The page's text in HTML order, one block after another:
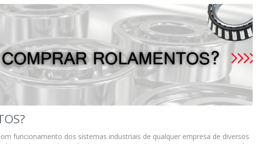
funcionamento dos sistemas industriais de qualquer empresa de diversos